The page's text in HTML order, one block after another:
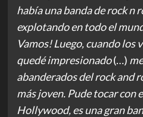
había una banda de rock n
explotando en todo el
Vamos! Luego, cuando los
quedé impresionado(…)
abanderados del rock and
más joven. Pude tocar con
Hollywood, es una gran